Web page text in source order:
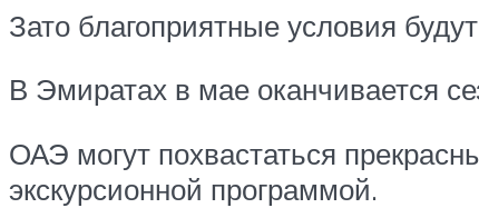
Зато благоприятные условия
В Эмиратах в мае оканчивается
ОАЭ могут похвастаться
экскурсионной программой.